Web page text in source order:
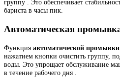
группу . Это обеспечивает
бариста в часы пик.
Автоматическая
Функция автоматической
нажатием кнопки очистить группу,
воды. Это упрощает обслуживание
в течение рабочего дня .